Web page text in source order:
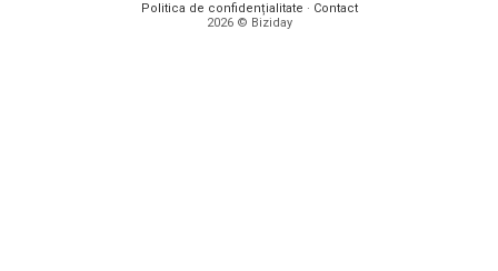
Politica de confidențialitate · Contact
2026 © Biziday